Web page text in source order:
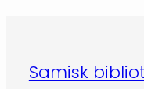
Samisk